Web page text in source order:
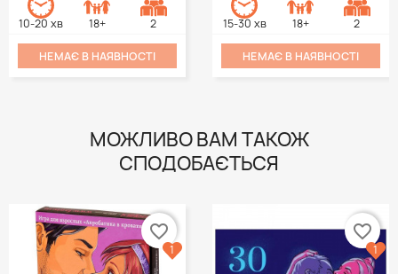
10-20 хв 18+ 2
НЕМАЄ В НАЯВНОСТІ
15-30 хв 18+ 2
НЕМАЄ В НАЯВНОСТІ
МОЖЛИВО ВАМ ТАКОЖ
СПОДОБАЄТЬСЯ
favorite_border
1
favorite_border
1